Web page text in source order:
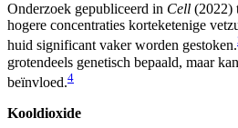
Onderzoek gepubliceerd in Cell (2022)
hogere concentraties korteketenige
huid significant vaker worden gestoken.
grotendeels genetisch bepaald, maar
beïnvloed.4
Kooldioxide